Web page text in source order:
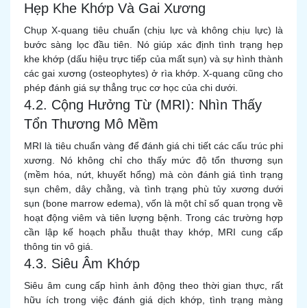
Hẹp Khe Khớp Và Gai Xương
Chụp X-quang tiêu chuẩn (chịu lực và không chịu lực) là
bước sàng lọc đầu tiên. Nó giúp xác định tình trạng hẹp
khe khớp (dấu hiệu trực tiếp của mất sụn) và sự hình thành
các gai xương (osteophytes) ở rìa khớp. X-quang cũng cho
phép đánh giá sự thẳng trục cơ học của chi dưới.
4.2. Cộng Hưởng Từ (MRI): Nhìn Thấy
Tổn Thương Mô Mềm
MRI là tiêu chuẩn vàng để đánh giá chi tiết các cấu trúc phi
xương. Nó không chỉ cho thấy mức độ tổn thương sụn
(mềm hóa, nứt, khuyết hổng) mà còn đánh giá tình trạng
sụn chêm, dây chằng, và tình trạng phù tủy xương dưới
sụn (bone marrow edema), vốn là một chỉ số quan trọng về
hoạt động viêm và tiên lượng bệnh. Trong các trường hợp
cần lập kế hoạch phẫu thuật thay khớp, MRI cung cấp
thông tin vô giá.
4.3. Siêu Âm Khớp
Siêu âm cung cấp hình ảnh động theo thời gian thực, rất
hữu ích trong việc đánh giá dịch khớp, tình trạng màng